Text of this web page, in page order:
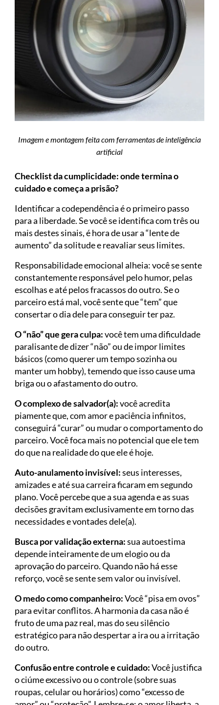
Imagem e montagem feita com ferramentas de inteligência
artificial
Checklist da cumplicidade: onde termina o
cuidado e começa a prisão?
Identificar a codependência é o primeiro passo
para a liberdade. Se você se identifica com três ou
mais destes sinais, é hora de usar a “lente de
aumento” da solitude e reavaliar seus limites.
Responsabilidade emocional alheia: você se sente
constantemente responsável pelo humor, pelas
escolhas e até pelos fracassos do outro. Se o
parceiro está mal, você sente que “tem” que
consertar o dia dele para conseguir ter paz.
O “não” que gera culpa:você tem uma dificuldade
paralisante de dizer “não” ou de impor limites
básicos (como querer um tempo sozinha ou
manter um hobby), temendo que isso cause uma
briga ou o afastamento do outro.
O complexo de salvador(a):você acredita
piamente que, com amor e paciência infinitos,
conseguirá “curar” ou mudar o comportamento do
parceiro. Você foca mais no potencial que ele tem
do que na realidade do que ele é hoje.
Auto-anulamento invisível:seus interesses,
amizades e até sua carreira ficaram em segundo
plano. Você percebe que a sua agenda e as suas
decisões gravitam exclusivamente em torno das
necessidades e vontades dele(a).
Busca por validação externa:sua autoestima
depende inteiramente de um elogio ou da
aprovação do parceiro. Quando não há esse
reforço, você se sente sem valor ou invisível.
O medo como companheiro:Você “pisa em ovos”
para evitar conflitos. A harmonia da casa não é
fruto de uma paz real, mas do seu silêncio
estratégico para não despertar a ira ou a irritação
do outro.
Confusão entre controle e cuidado:Você justifica
o ciúme excessivo ou o controle (sobre suas
roupas, celular ou horários) como “excesso de